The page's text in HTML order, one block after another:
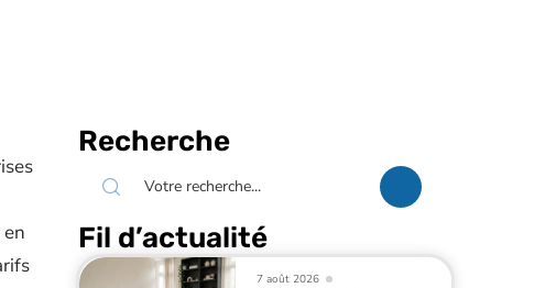
Recherche
Fil d’actualité
7 août 2026